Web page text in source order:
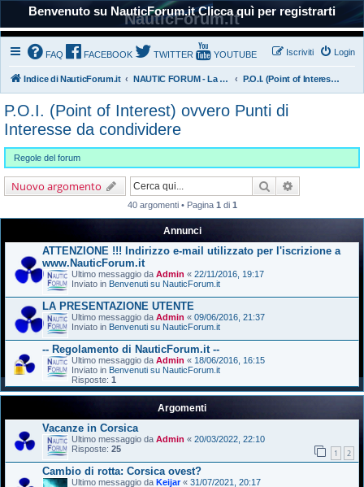
Benvenuto su NauticForum.it Clicca quì per registrarti
NauticForum.it
FAQ FACEBOOK TWITTER YOUTUBE Login
Iscriviti
Indice di NauticForum.it NAUTIC FORUM - La Nautica P.O.I. (Point of Interest) ovvero Punti di Interesse da condividere
P.O.I. (Point of Interest) ovvero Punti di
Interesse da condividere
Regole del forum
Nuovo argomento Cerca
40 argomenti • Pagina 1 di 1
Annunci
ATTENZIONE !!! Indirizzo e-mail utilizzato per l'iscrizione a
www.NauticForum.it
Ultimo messaggio da Admin « 22/11/2016, 19:17
Inviato in Benvenuti su NauticForum.it
LA PRESENTAZIONE UTENTE
Ultimo messaggio da Admin « 09/06/2016, 21:37
Inviato in Benvenuti su NauticForum.it
-- Regolamento di NauticForum.it --
Ultimo messaggio da Admin « 18/06/2016, 16:15
Inviato in Benvenuti su NauticForum.it
Risposte: 1
Argomenti
Vacanze in Corsica
Ultimo messaggio da Admin « 20/03/2022, 22:10
Risposte: 25 1 2
Cambio di rotta: Corsica ovest?
Ultimo messaggio da Keijar« 31/07/2021, 20:17